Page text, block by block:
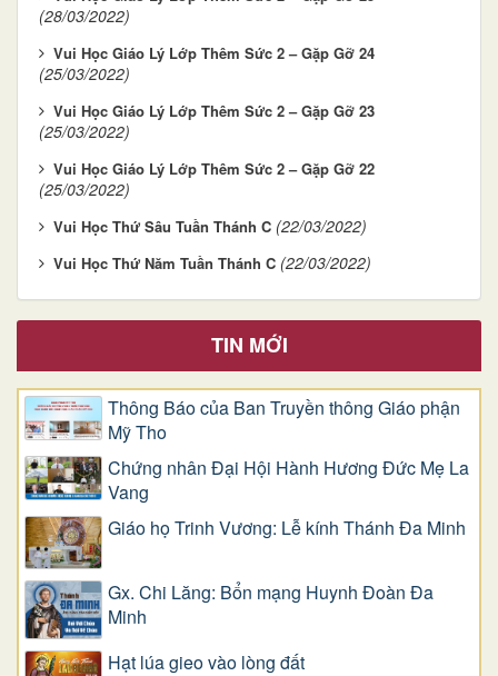
(28/03/2022)
Vui Học Giáo Lý Lớp Thêm Sức 2 – Gặp Gỡ 24
(25/03/2022)
Vui Học Giáo Lý Lớp Thêm Sức 2 – Gặp Gỡ 23
(25/03/2022)
Vui Học Giáo Lý Lớp Thêm Sức 2 – Gặp Gỡ 22
(25/03/2022)
Vui Học Thứ Sâu Tuần Thánh C (22/03/2022)
Vui Học Thứ Năm Tuần Thánh C (22/03/2022)
TIN MỚI
Thông Báo của Ban Truyền thông Giáo phận
Mỹ Tho
Chứng nhân Đại Hội Hành Hương Đức Mẹ La
Vang
Giáo họ Trinh Vương: Lễ kính Thánh Đa Minh
Gx. Chi Lăng: Bổn mạng Huynh Đoàn Đa
Minh
Hạt lúa gieo vào lòng đất